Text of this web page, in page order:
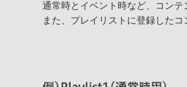
通常時とイベント時など、コンテ
また、プレイリストに登録した